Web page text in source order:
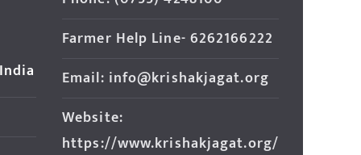
Farmer Help Line- 6262166222
Email: info@krishakjagat.org
Website:
https://www.krishakjagat.org/